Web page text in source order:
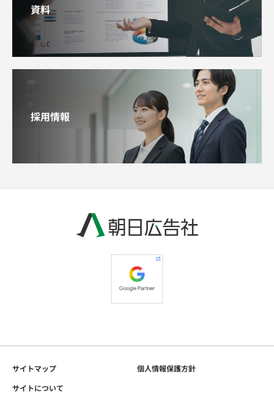
資料
採用情報
サイトマップ
個人情報保護方針
サイトについて